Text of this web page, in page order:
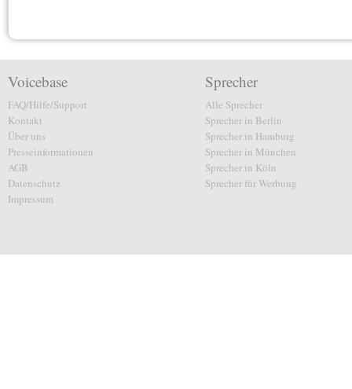
Voicebase
FAQ/Hilfe/Support
Kontakt
Über uns
Presseinformationen
AGB
Datenschutz
Impressum
Sprecher
Alle Sprecher
Sprecher in Berlin
Sprecher in Hamburg
Sprecher in München
Sprecher in Köln
Sprecher für Werbung